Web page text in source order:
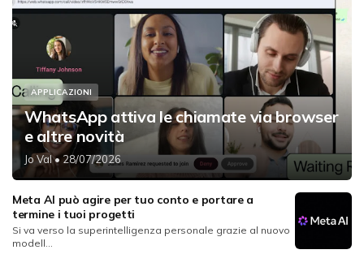
APPLICAZIONI
WhatsApp attiva le chiamate via browser
e altre novità
Jo Val• 28/07/2026
Meta AI può agire per tuo conto e portare a
termine i tuoi progetti
Si va verso la superintelligenza personale grazie al nuovo
modell...